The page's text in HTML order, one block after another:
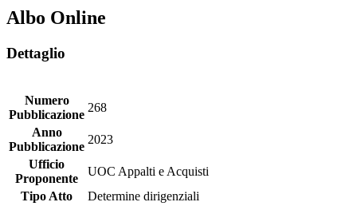
Albo Online
Dettaglio
Numero
Pubblicazione
268
Anno
Pubblicazione
2023
Ufficio
Proponente
UOC Appalti e Acquisti
Tipo Atto
Determine dirigenziali